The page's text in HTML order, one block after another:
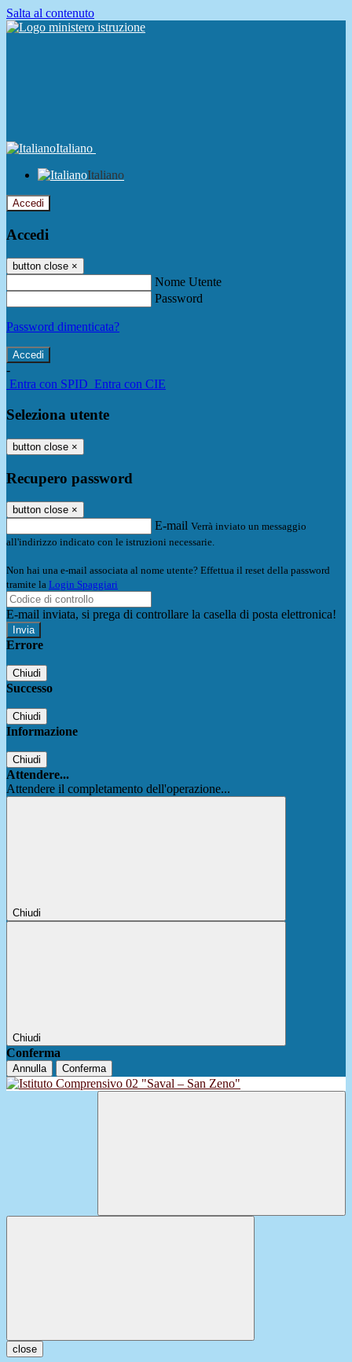
Salta al contenuto
Italiano
Italiano
Accedi
Accedi
button close ×
Nome Utente
Password
Password dimenticata?
-
Entra con SPID Entra con CIE
Seleziona utente
button close ×
Recupero password
button close ×
E-mail Verrà inviato un messaggio
all'indirizzo indicato con le istruzioni necessarie.
Non hai una e-mail associata al nome utente? Effettua il reset della password
tramite la Login Spaggiari
E-mail inviata, si prega di controllare la casella di posta elettronica!
Errore
Chiudi
Successo
Chiudi
Informazione
Chiudi
Attendere...
Attendere il completamento dell'operazione...
Chiudi
Chiudi
Conferma
Annulla Conferma
close